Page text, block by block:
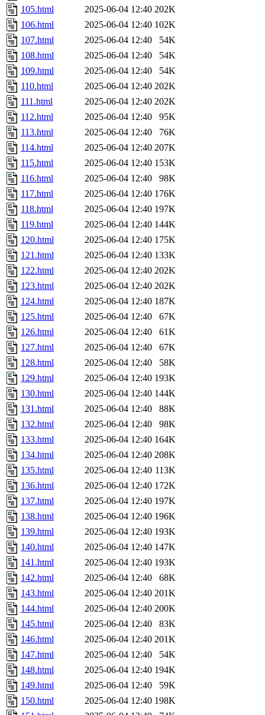
105.html
2025-06-04 12:40 202K
106.html
2025-06-04 12:40 102K
107.html
2025-06-04 12:40
54K
108.html
2025-06-04 12:40
54K
109.html
2025-06-04 12:40
54K
110.html
2025-06-04 12:40 202K
111.html
2025-06-04 12:40 202K
112.html
2025-06-04 12:40
95K
113.html
2025-06-04 12:40
76K
114.html
2025-06-04 12:40 207K
115.html
2025-06-04 12:40 153K
116.html
2025-06-04 12:40
98K
117.html
2025-06-04 12:40 176K
118.html
2025-06-04 12:40 197K
119.html
2025-06-04 12:40 144K
120.html
2025-06-04 12:40 175K
121.html
2025-06-04 12:40 133K
122.html
2025-06-04 12:40 202K
123.html
2025-06-04 12:40 202K
124.html
2025-06-04 12:40 187K
125.html
2025-06-04 12:40
67K
126.html
2025-06-04 12:40
61K
127.html
2025-06-04 12:40
67K
128.html
2025-06-04 12:40
58K
129.html
2025-06-04 12:40 193K
130.html
2025-06-04 12:40 144K
131.html
2025-06-04 12:40
88K
132.html
2025-06-04 12:40
98K
133.html
2025-06-04 12:40 164K
134.html
2025-06-04 12:40 208K
135.html
2025-06-04 12:40 113K
136.html
2025-06-04 12:40 172K
137.html
2025-06-04 12:40 197K
138.html
2025-06-04 12:40 196K
139.html
2025-06-04 12:40 193K
140.html
2025-06-04 12:40 147K
141.html
2025-06-04 12:40 193K
142.html
2025-06-04 12:40
68K
143.html
2025-06-04 12:40 201K
144.html
2025-06-04 12:40 200K
145.html
2025-06-04 12:40
83K
146.html
2025-06-04 12:40 201K
147.html
2025-06-04 12:40
54K
148.html
2025-06-04 12:40 194K
149.html
2025-06-04 12:40
59K
150.html
2025-06-04 12:40 198K